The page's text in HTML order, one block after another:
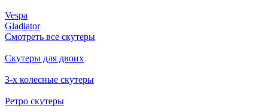
Vespa
Gladiator
Смотреть все скутеры
Скутеры для двоих
3-х колесные скутеры
Ретро скутеры